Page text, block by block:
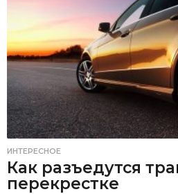
ИНТЕРЕСНОЕ
Как разъедутся
перекрестке